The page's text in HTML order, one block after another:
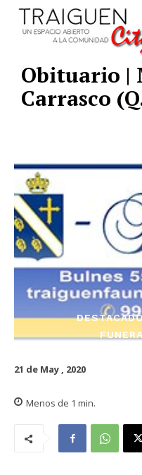
Obituario |
Carrasco
21 de May , 2020
Menos de 1 min.